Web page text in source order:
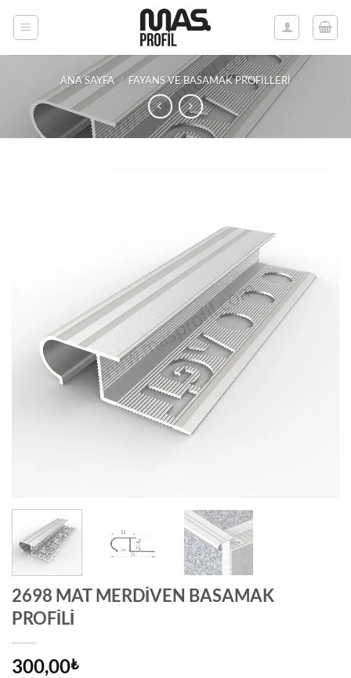
ANA SAYFA / FAYANS VE BASAMAK PROFILLERI
2698 MAT MERDİVEN BASAMAK
PROFİLİ
300,00₺